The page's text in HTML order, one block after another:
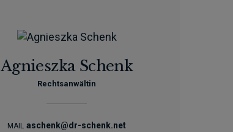
Agnieszka Schenk
Rechtsanwältin
MAIL aschenk@dr-schenk.net